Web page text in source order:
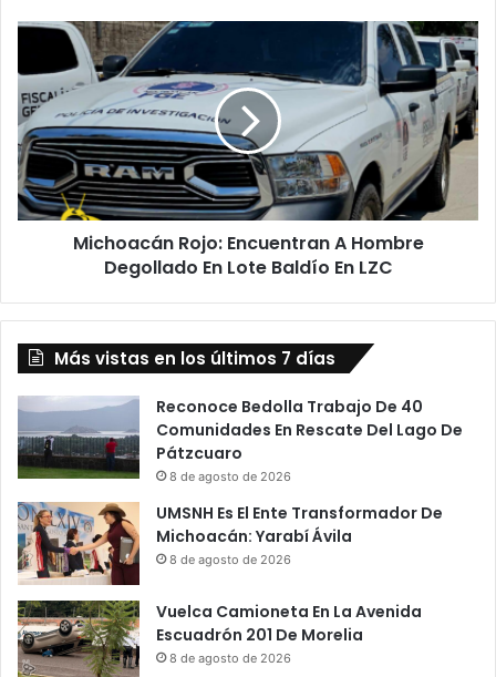
Michoacán
Encuentran
A
Hombre
Degollado
En
Lote
Baldío
Michoacán Rojo: Encuentran A Hombre
Degollado En Lote Baldío En LZC
Más vistas en los últimos 7 días
Reconoce Bedolla Trabajo De 40
Comunidades En Rescate Del Lago De
Pátzcuaro
8 de agosto de 2026
UMSNH Es El Ente Transformador De
Michoacán: Yarabí Ávila
8 de agosto de 2026
Vuelca Camioneta En La Avenida
Escuadrón 201 De Morelia
8 de agosto de 2026